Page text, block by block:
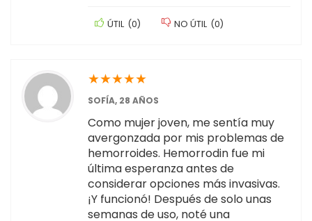
ÚTIL (0) NO ÚTIL (0)
★★★★★
SOFÍA, 28 AÑOS
Como mujer joven, me sentía muy
avergonzada por mis problemas de
hemorroides. Hemorrodin fue mi
última esperanza antes de
considerar opciones más invasivas.
¡Y funcionó! Después de solo unas
semanas de uso, noté una